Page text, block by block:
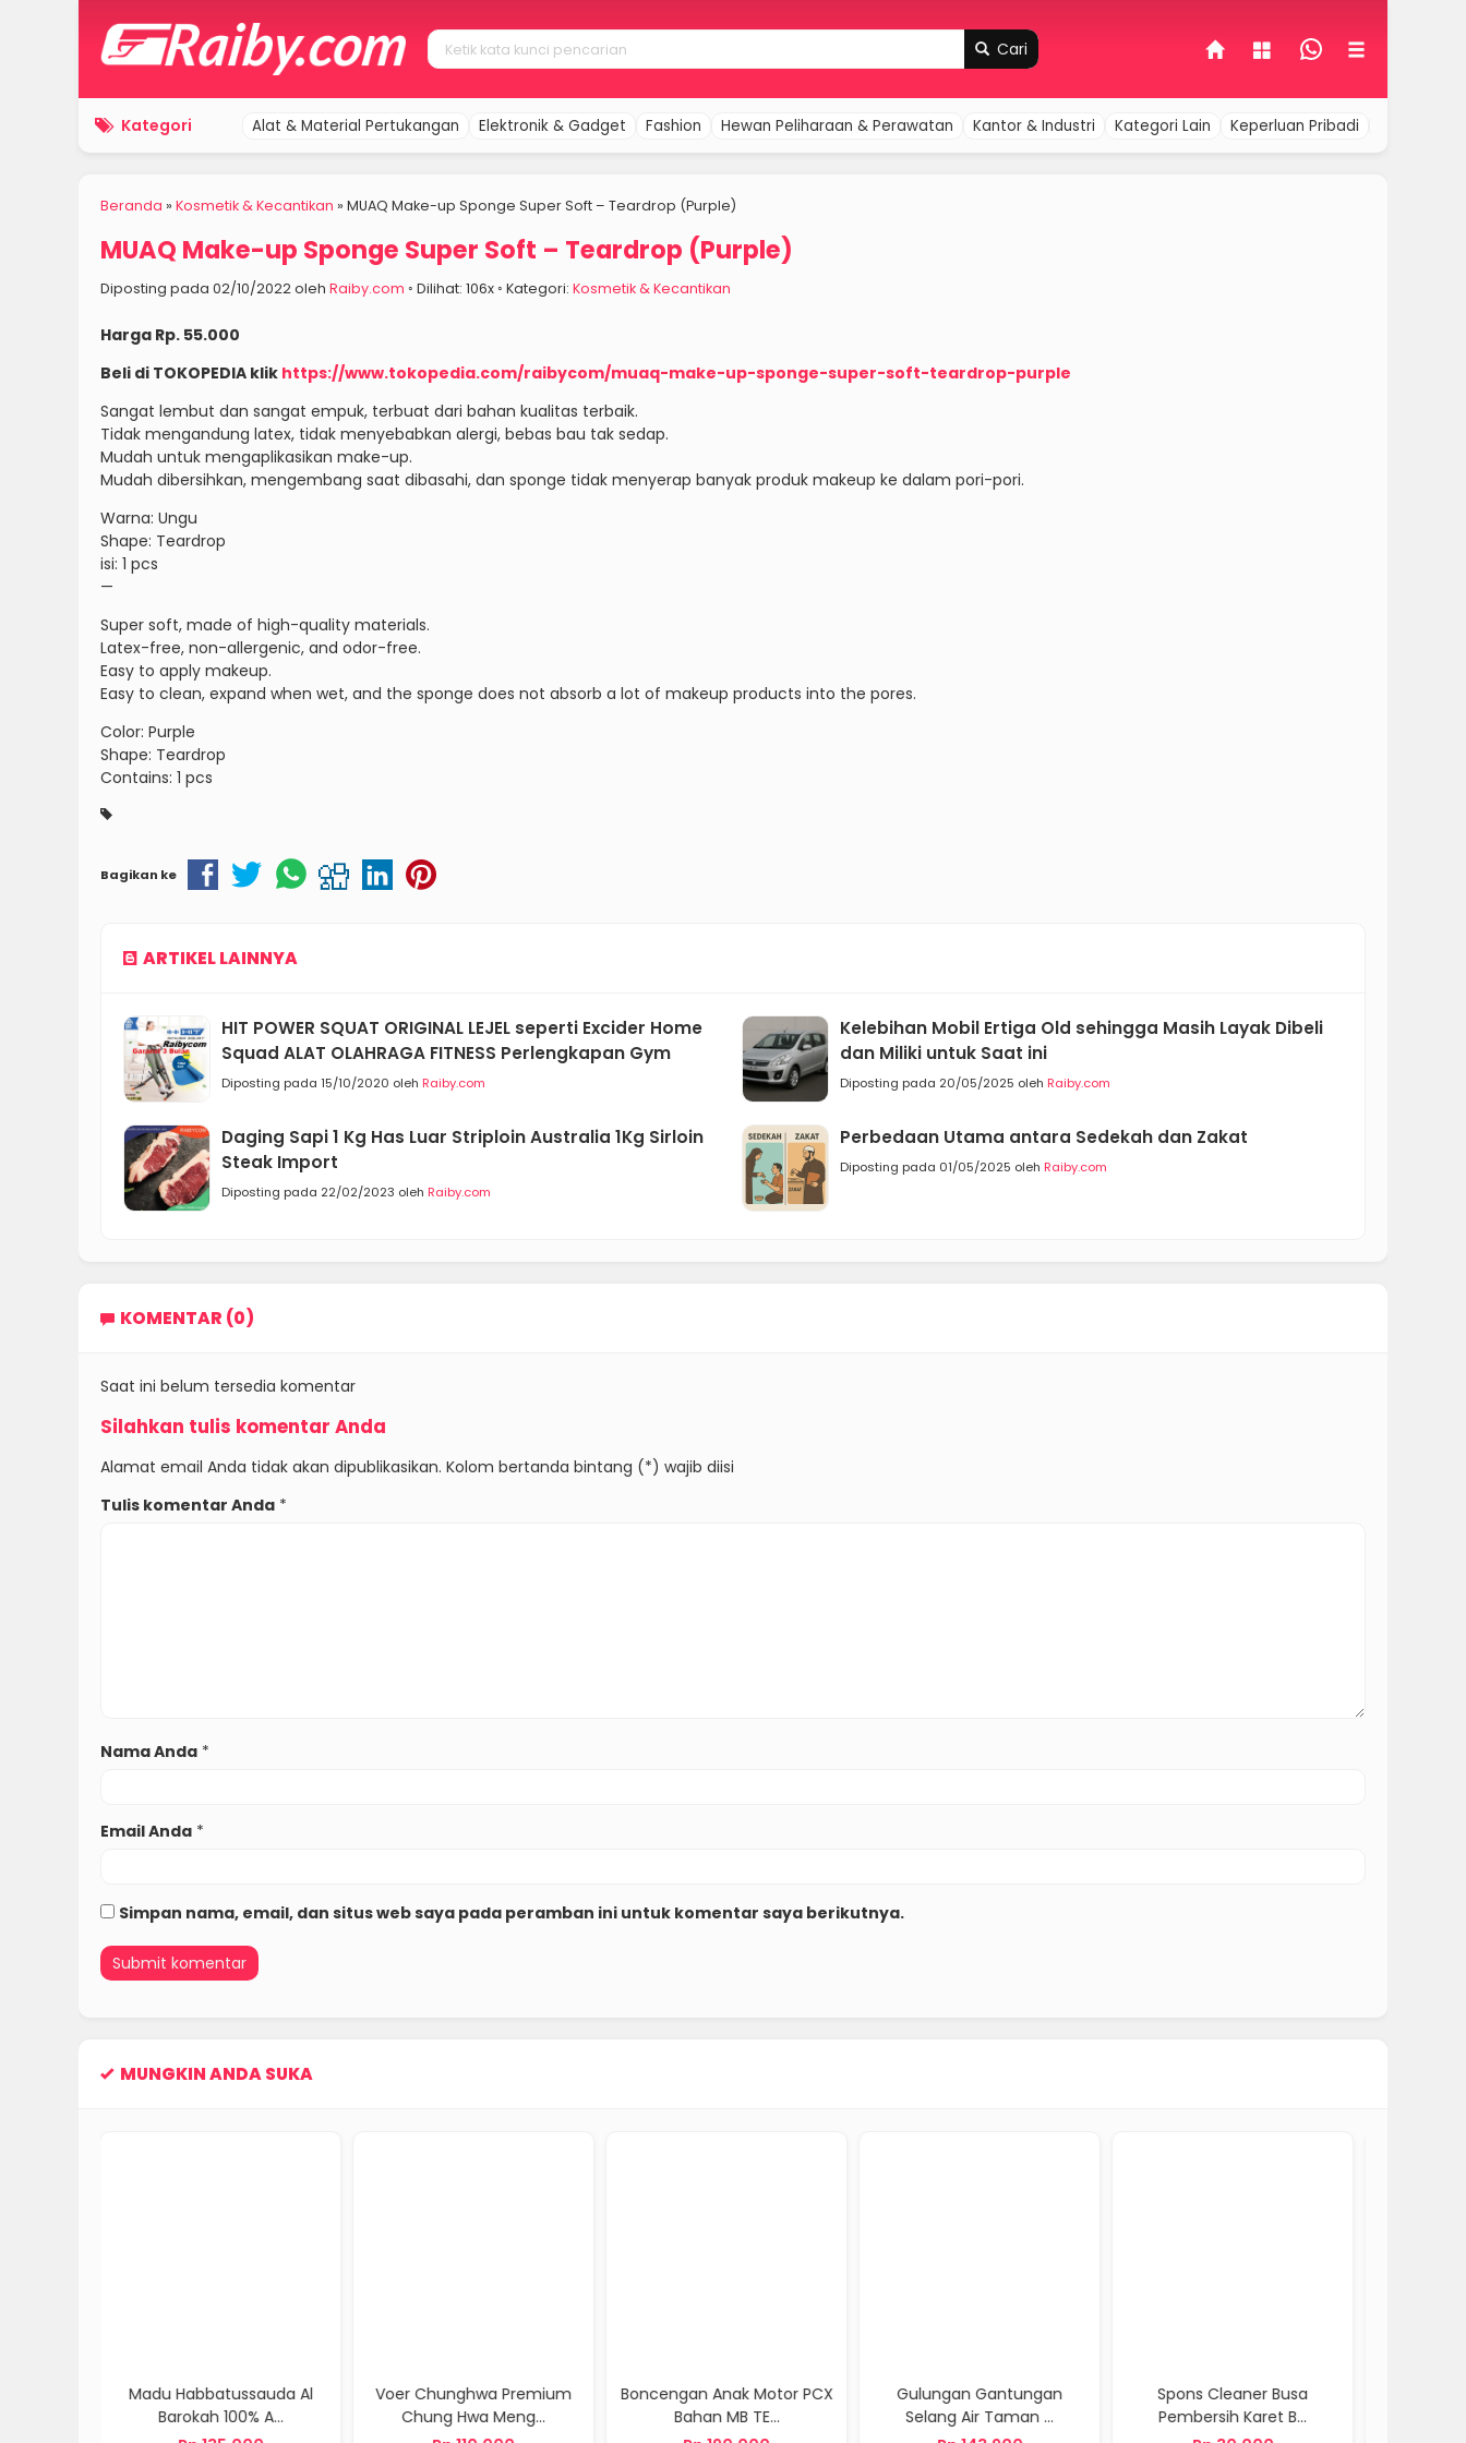
Cari
Kategori Alat & Material Pertukangan Elektronik & Gadget Fashion Hewan Peliharaan & Perawatan Kantor & Industri Kategori Lain Keperluan Pribadi
Beranda » Kosmetik & Kecantikan » MUAQ Make-up Sponge Super Soft – Teardrop (Purple)
MUAQ Make-up Sponge Super Soft – Teardrop (Purple)
Diposting pada 02/10/2022 oleh Raiby.com ◦ Dilihat: 106x ◦ Kategori: Kosmetik & Kecantikan
Harga Rp. 55.000
Beli di TOKOPEDIA klik https://www.tokopedia.com/raibycom/muaq-make-up-sponge-super-soft-teardrop-purple
Sangat lembut dan sangat empuk, terbuat dari bahan kualitas terbaik.
Tidak mengandung latex, tidak menyebabkan alergi, bebas bau tak sedap.
Mudah untuk mengaplikasikan make-up.
Mudah dibersihkan, mengembang saat dibasahi, dan sponge tidak menyerap banyak produk makeup ke dalam pori-pori.
Warna: Ungu
Shape: Teardrop
isi: 1 pcs
—
Super soft, made of high-quality materials.
Latex-free, non-allergenic, and odor-free.
Easy to apply makeup.
Easy to clean, expand when wet, and the sponge does not absorb a lot of makeup products into the pores.
Color: Purple
Shape: Teardrop
Contains: 1 pcs
Bagikan ke
ARTIKEL LAINNYA
HIT POWER SQUAT ORIGINAL LEJEL seperti Excider Home
Squad ALAT OLAHRAGA FITNESS Perlengkapan Gym
Diposting pada 15/10/2020 oleh Raiby.com
Kelebihan Mobil Ertiga Old sehingga Masih Layak Dibeli
dan Miliki untuk Saat ini
Diposting pada 20/05/2025 oleh Raiby.com
Daging Sapi 1 Kg Has Luar Striploin Australia 1Kg Sirloin
Steak Import
Diposting pada 22/02/2023 oleh Raiby.com
Perbedaan Utama antara Sedekah dan Zakat
Diposting pada 01/05/2025 oleh Raiby.com
KOMENTAR (0)
Saat ini belum tersedia komentar
Silahkan tulis komentar Anda
Alamat email Anda tidak akan dipublikasikan. Kolom bertanda bintang (*) wajib diisi
Tulis komentar Anda *
Nama Anda *
Email Anda *
Simpan nama, email, dan situs web saya pada peramban ini untuk komentar saya berikutnya.
MUNGKIN ANDA SUKA
Voer Chunghwa Premium
Chung Hwa Meng...
Boncengan Anak Motor PCX
Bahan MB TE...
Gulungan Gantungan
Selang Air Taman ...
Spons Cleaner Busa
Pembersih Karet B...
Lem Kaca Transparan /
Clear LOCTITE ...